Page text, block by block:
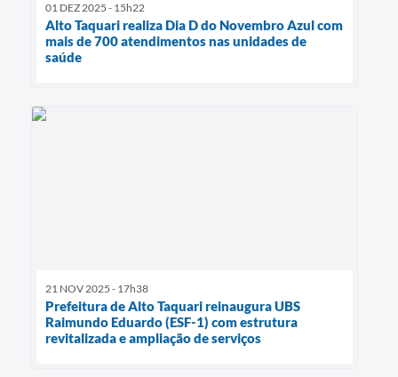
01 DEZ 2025 - 15h22
Alto Taquari realiza Dia D do Novembro Azul com
mais de 700 atendimentos nas unidades de
saúde
21 NOV 2025 - 17h38
Prefeitura de Alto Taquari reinaugura UBS
Raimundo Eduardo (ESF-1) com estrutura
revitalizada e ampliação de serviços